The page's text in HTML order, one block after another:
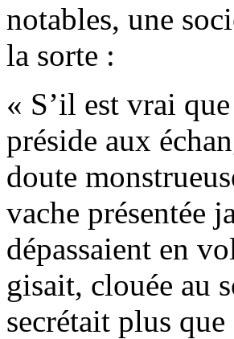
notables, une
la sorte :
« S’il est vrai
préside aux
doute
vache présentée
dépassaient en
gisait, clouée au
secrétait plus